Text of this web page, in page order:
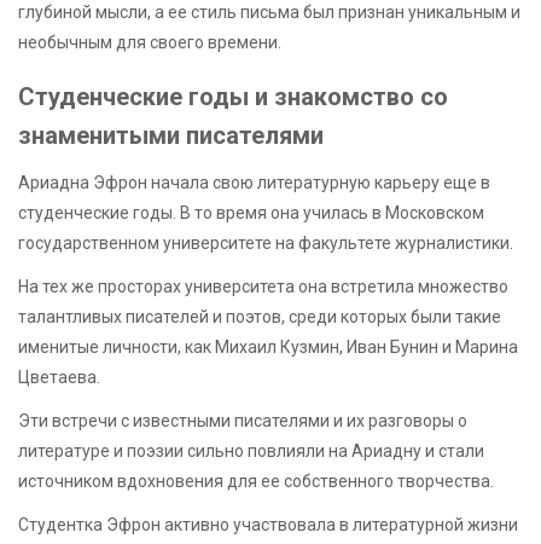
глубиной мысли, а ее стиль письма был признан уникальным и
необычным для своего времени.
Студенческие годы и знакомство со
знаменитыми писателями
Ариадна Эфрон начала свою литературную карьеру еще в
студенческие годы. В то время она училась в Московском
государственном университете на факультете журналистики.
На тех же просторах университета она встретила множество
талантливых писателей и поэтов, среди которых были такие
именитые личности, как Михаил Кузмин, Иван Бунин и Марина
Цветаева.
Эти встречи с известными писателями и их разговоры о
литературе и поэзии сильно повлияли на Ариадну и стали
источником вдохновения для ее собственного творчества.
Студентка Эфрон активно участвовала в литературной жизни